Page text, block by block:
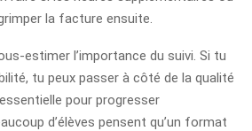
la facture ensuite.
estimer l’importance du suivi. Si tu
tu peux passer à côté de la qualité
pour progresser
d’élèves pensent qu’un format